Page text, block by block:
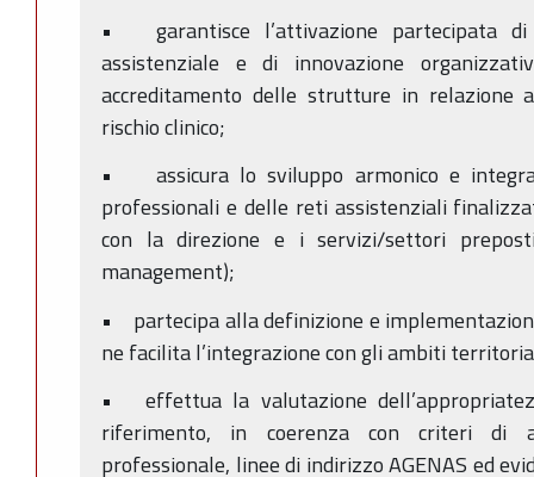
• garantisce l’attivazione partecipata
assistenziale e di innovazione
accreditamento delle strutture in relazione
rischio clinico;
• assicura lo sviluppo armonico e
professionali e delle reti assistenziali
con la direzione e i servizi/settori
management);
• partecipa alla definizione e
ne facilita l’integrazione con gli ambiti
• effettua la valutazione
riferimento, in coerenza con criteri di
professionale, linee di indirizzo AGENAS ed